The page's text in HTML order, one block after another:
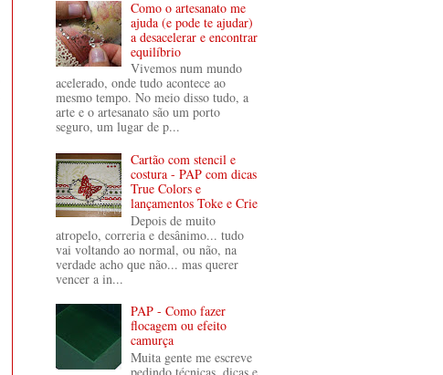
Como o artesanato me
ajuda (e pode te ajudar)
a desacelerar e encontrar
equilíbrio
Vivemos num mundo
acelerado, onde tudo acontece ao
mesmo tempo. No meio disso tudo, a
arte e o artesanato são um porto
seguro, um lugar de p...
Cartão com stencil e
costura - PAP com dicas
True Colors e
lançamentos Toke e Crie
Depois de muito
atropelo, correria e desânimo... tudo
vai voltando ao normal, ou não, na
verdade acho que não... mas querer
vencer a in...
PAP - Como fazer
flocagem ou efeito
camurça
Muita gente me escreve